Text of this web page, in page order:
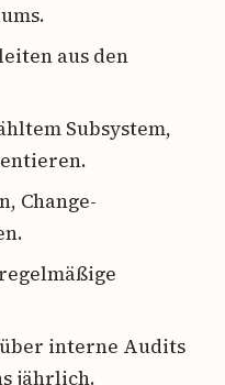
aus den
Subsystem,
Change-
über interne Audits
jährlich.